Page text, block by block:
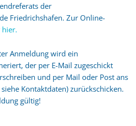
der
Friedrichshafen. Zur Online-
hier.
Anmeldung wird ein
der per E-Mail zugeschickt
und per Mail oder Post ans
Kontaktdaten) zurückschicken.
gültig!